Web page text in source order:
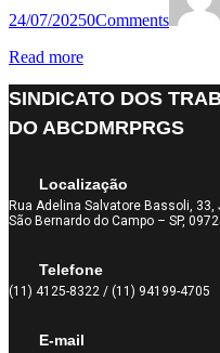
24/07/20250Comments
Read more
SINDICATO DOS
DO ABCDMRPRGS
Localização
Rua Adelina Salvatore Bassoli,
São Bernardo do Campo – SP,
Telefone
(11) 4125-8322 / (11) 94199-4705
E-mail